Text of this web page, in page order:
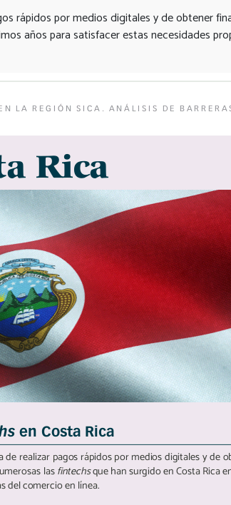
rápidos por medios digitales y de obtener
años para satisfacer estas necesidades